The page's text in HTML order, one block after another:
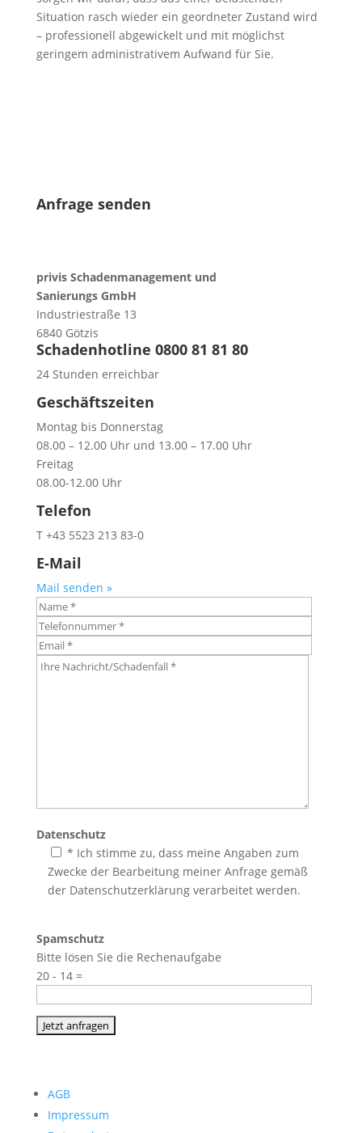
Situation rasch wieder ein geordneter Zustand wird
– professionell abgewickelt und mit möglichst
geringem administrativem Aufwand für Sie.
Anfrage senden
privis Schadenmanagement und
Sanierungs GmbH
Industriestraße 13
6840 Götzis
Schadenhotline 0800 81 81 80
24 Stunden erreichbar
Geschäftszeiten
Montag bis Donnerstag
08.00 – 12.00 Uhr und 13.00 – 17.00 Uhr
Freitag
08.00-12.00 Uhr
Telefon
T +43 5523 213 83-0
E-Mail
Mail senden »
Datenschutz
* Ich stimme zu, dass meine Angaben zum
Zwecke der Bearbeitung meiner Anfrage gemäß
der Datenschutzerklärung verarbeitet werden.
Spamschutz
Bitte lösen Sie die Rechenaufgabe
20 - 14 =
AGB
Impressum